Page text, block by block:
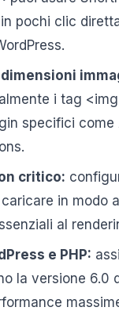
pochi clic
i tag
specifici come
critico:
in modo
al
e PHP:
la versione 6.0